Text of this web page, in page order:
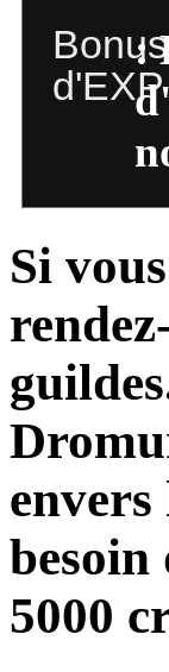
Bonus
d'EXP
:
Si
besoin
5000